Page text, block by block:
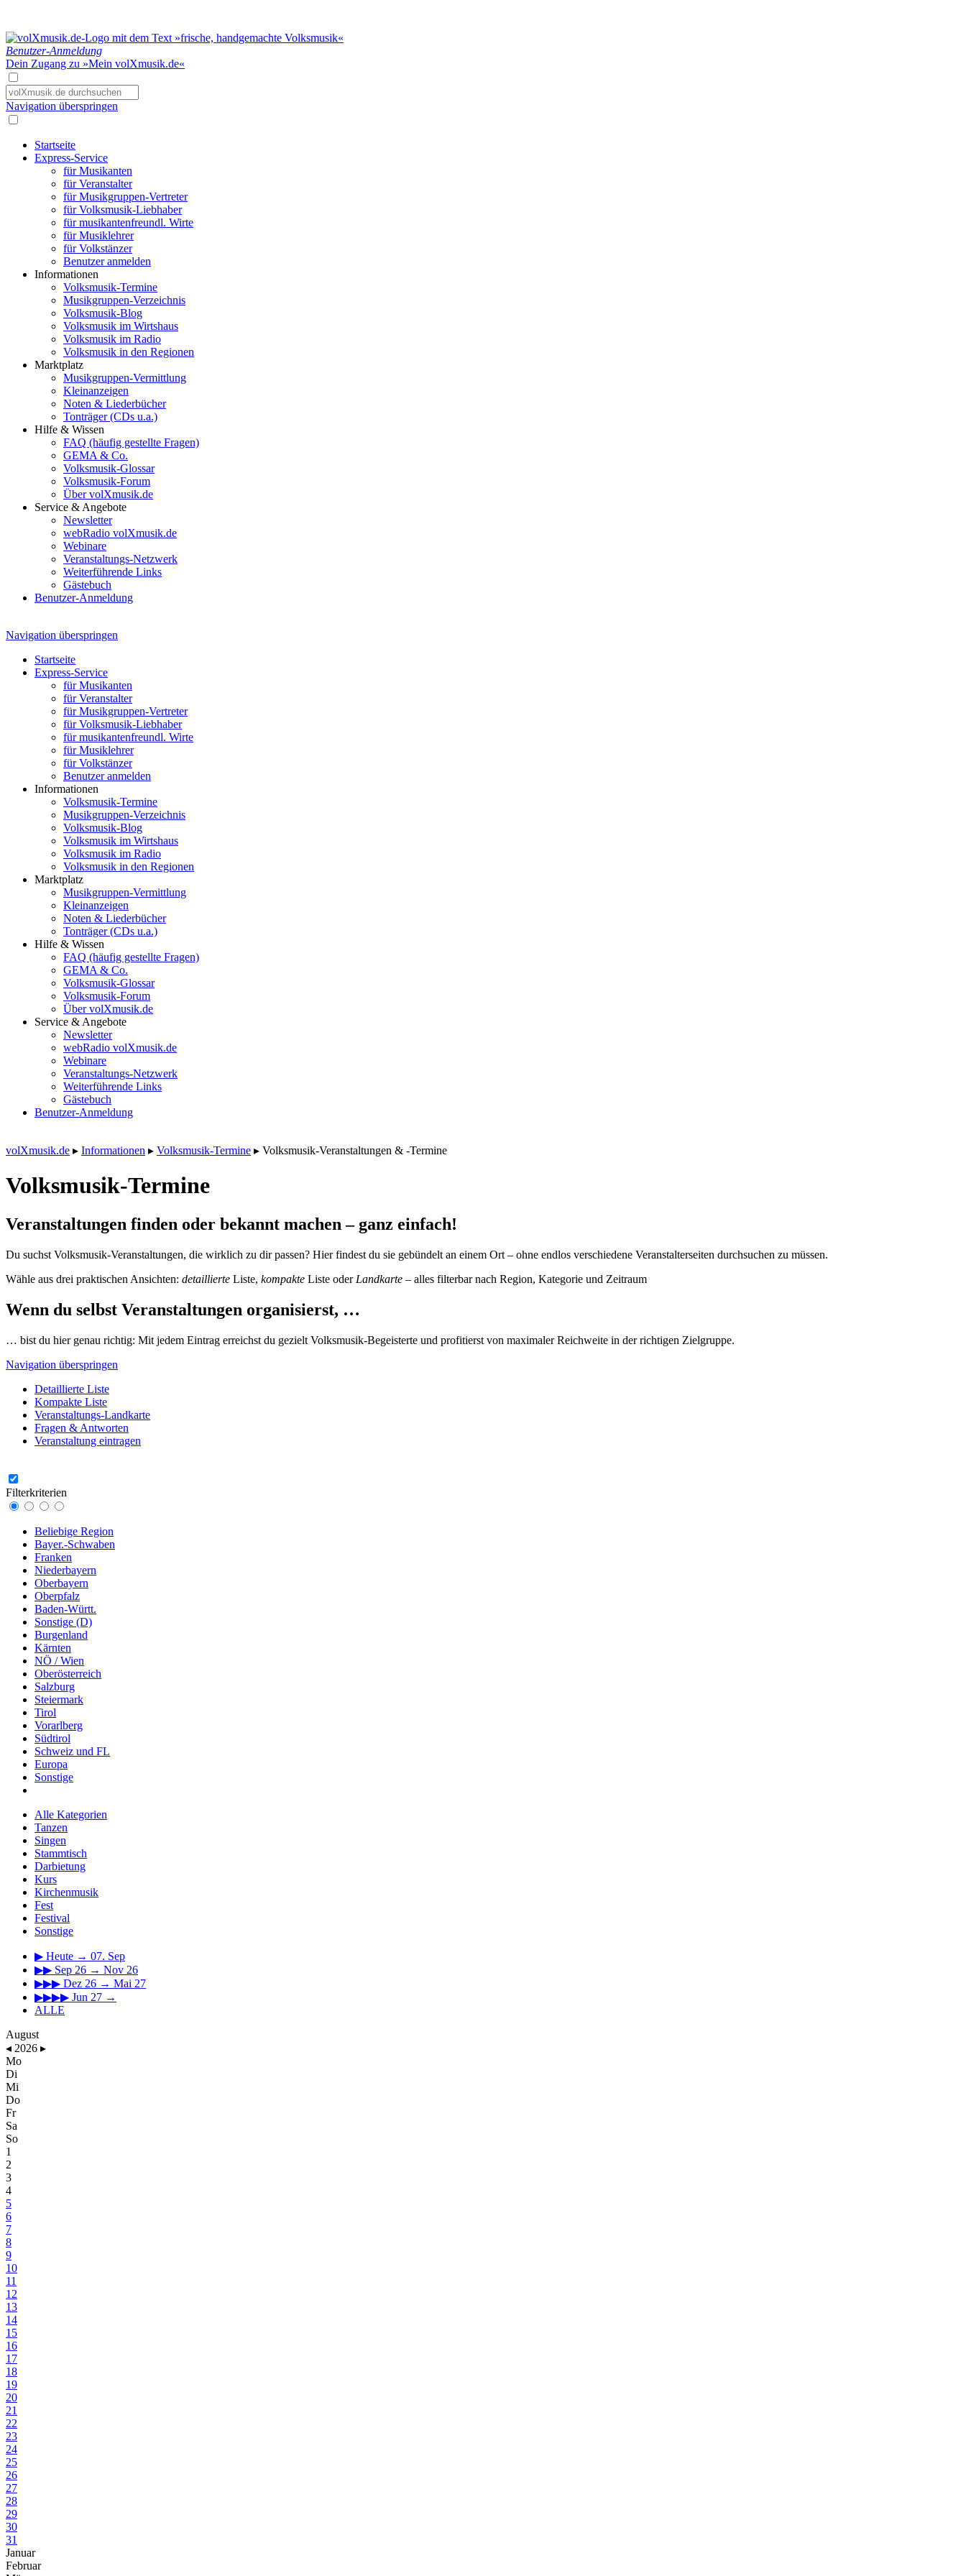
Benutzer-Anmeldung
Dein Zugang zu »Mein volXmusik.de«
Navigation überspringen
Startseite
Express-Service
für Musikanten
für Veranstalter
für Musikgruppen-Vertreter
für Volksmusik-Liebhaber
für musikantenfreundl. Wirte
für Musiklehrer
für Volkstänzer
Benutzer anmelden
Informationen
Volksmusik-Termine
Musikgruppen-Verzeichnis
Volksmusik-Blog
Volksmusik im Wirtshaus
Volksmusik im Radio
Volksmusik in den Regionen
Marktplatz
Musikgruppen-Vermittlung
Kleinanzeigen
Noten & Liederbücher
Tonträger (CDs u.a.)
Hilfe & Wissen
FAQ (häufig gestellte Fragen)
GEMA & Co.
Volksmusik-Glossar
Volksmusik-Forum
Über volXmusik.de
Service & Angebote
Newsletter
webRadio volXmusik.de
Webinare
Veranstaltungs-Netzwerk
Weiterführende Links
Gästebuch
Benutzer-Anmeldung
Navigation überspringen
Startseite
Express-Service
für Musikanten
für Veranstalter
für Musikgruppen-Vertreter
für Volksmusik-Liebhaber
für musikantenfreundl. Wirte
für Musiklehrer
für Volkstänzer
Benutzer anmelden
Informationen
Volksmusik-Termine
Musikgruppen-Verzeichnis
Volksmusik-Blog
Volksmusik im Wirtshaus
Volksmusik im Radio
Volksmusik in den Regionen
Marktplatz
Musikgruppen-Vermittlung
Kleinanzeigen
Noten & Liederbücher
Tonträger (CDs u.a.)
Hilfe & Wissen
FAQ (häufig gestellte Fragen)
GEMA & Co.
Volksmusik-Glossar
Volksmusik-Forum
Über volXmusik.de
Service & Angebote
Newsletter
webRadio volXmusik.de
Webinare
Veranstaltungs-Netzwerk
Weiterführende Links
Gästebuch
Benutzer-Anmeldung
volXmusik.de ▸ Informationen ▸ Volksmusik-Termine ▸ Volksmusik-Veranstaltungen & -Termine
Volksmusik-Termine
Veranstaltungen finden oder bekannt machen – ganz einfach!
Du suchst Volksmusik-Veranstaltungen, die wirklich zu dir passen? Hier findest du sie gebündelt an einem Ort – ohne endlos verschiedene Veranstalterseiten durchsuchen zu müssen.
Wähle aus drei praktischen Ansichten: detaillierte Liste, kompakte Liste oder Landkarte – alles filterbar nach Region, Kategorie und Zeitraum
Wenn du selbst Veranstaltungen organisierst, …
… bist du hier genau richtig: Mit jedem Eintrag erreichst du gezielt Volksmusik-Begeisterte und profitierst von maximaler Reichweite in der richtigen Zielgruppe.
Navigation überspringen
Detaillierte Liste
Kompakte Liste
Veranstaltungs-Landkarte
Fragen & Antworten
Veranstaltung eintragen
Filterkriterien
Beliebige Region
Bayer.-Schwaben
Franken
Niederbayern
Oberbayern
Oberpfalz
Baden-Württ.
Sonstige (D)
Burgenland
Kärnten
NÖ / Wien
Oberösterreich
Salzburg
Steiermark
Tirol
Vorarlberg
Südtirol
Schweiz und FL
Europa
Sonstige
Alle Kategorien
Tanzen
Singen
Stammtisch
Darbietung
Kurs
Kirchenmusik
Fest
Festival
Sonstige
▶ Heute → 07. Sep
▶▶ Sep 26 → Nov 26
▶▶▶ Dez 26 → Mai 27
▶▶▶▶ Jun 27 →
ALLE
August
◂ 2026 ▸
Mo
Di
Mi
Do
Fr
Sa
So
1
2
3
4
5
6
7
8
9
10
11
12
13
14
15
16
17
18
19
20
21
22
23
24
25
26
27
28
29
30
31
Januar
Februar